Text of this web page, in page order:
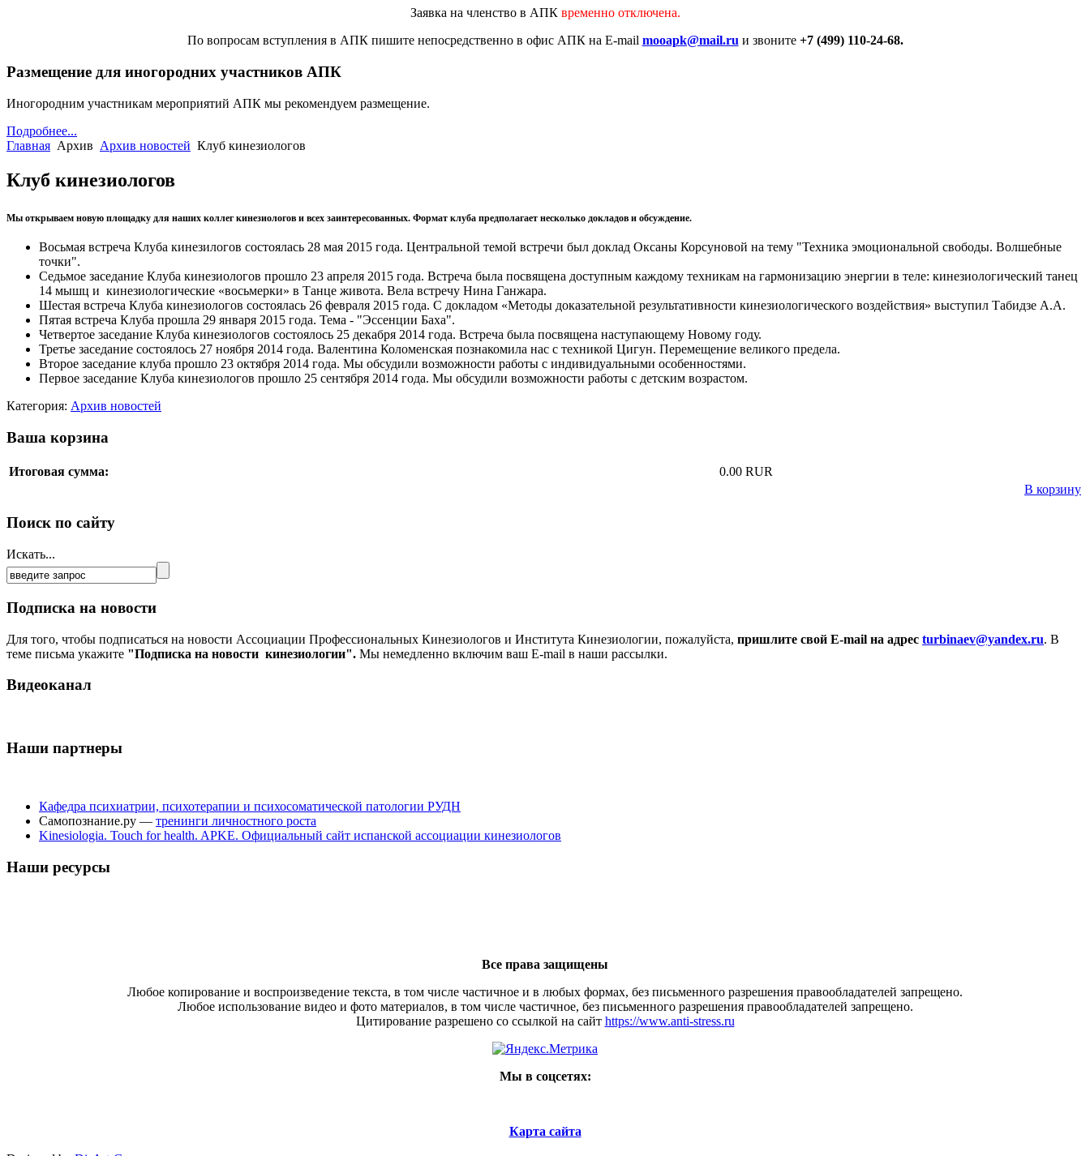
Заявка на членство в АПК временно отключена.
По вопросам вступления в АПК пишите непосредственно в офис АПК на E-mail mooapk@mail.ru и звоните+7 (499) 110-24-68.
Размещение для иногородних участников АПК
Иногородним участникам мероприятий АПК мы рекомендуем размещение.
Подробнее...
Главная Архив Архив новостей Клуб кинезиологов
Клуб кинезиологов
Мы открываем новую площадку для наших коллег кинезиологов и всех заинтересованных. Формат клуба предполагает несколько докладов и обсуждение.
Восьмая встреча Клуба кинезилогов состоялась 28 мая 2015 года. Центральной темой встречи был доклад Оксаны Корсуновой на тему "Техника эмоциональной свободы. Волшебные
точки".
Седьмое заседание Клуба кинезиологов прошло 23 апреля 2015 года. Встреча была посвящена доступным каждому техникам на гармонизацию энергии в теле: кинезиологический танец
14 мышц и кинезиологические «восьмерки» в Танце живота. Вела встречу Нина Ганжара.
Шестая встреча Клуба кинезиологов состоялась 26 февраля 2015 года. С докладом «Методы доказательной результативности кинезиологического воздействия» выступил Табидзе А.А.
Пятая встреча Клуба прошла 29 января 2015 года. Тема - "Эссенции Баха".
Четвертое заседание Клуба кинезиологов состоялось 25 декабря 2014 года. Встреча была посвящена наступающему Новому году.
Третье заседание состоялось 27 ноября 2014 года. Валентина Коломенская познакомила нас с техникой Цигун. Перемещение великого предела.
Второе заседание клуба прошло 23 октября 2014 года. Мы обсудили возможности работы с индивидуальными особенностями.
Первое заседание Клуба кинезиологов прошло 25 сентября 2014 года. Мы обсудили возможности работы с детским возрастом.
Категория: Архив новостей
Ваша корзина
Итоговая сумма:
0.00 RUR
В корзину
Поиск по сайту
Искать...
Подписка на новости
Для того, чтобы подписаться на новости Ассоциации Профессиональных Кинезиологов и Института Кинезиологии, пожалуйста, пришлите свой E-mail на адрес turbinaev@yandex.ru. В
теме письма укажите "Подписка на новости кинезиологии". Мы немедленно включим ваш E-mail в наши рассылки.
Видеоканал
Наши партнеры
Кафедра психиатрии, психотерапии и психосоматической патологии РУДН
Самопознание.ру — тренинги личностного роста
Kinesiologia. Touch for health. APKE. Официальный сайт испанской ассоциации кинезиологов
Наши ресурсы
Все права защищены
Любое копирование и воспроизведение текста, в том числе частичное и в любых формах, без письменного разрешения правообладателей запрещено.
Любое использование видео и фото материалов, в том числе частичное, без письменного разрешения правообладателей запрещено.
Цитирование разрешено со ссылкой на сайт https://www.anti-stress.ru
Мы в соцсетях:
Карта сайта